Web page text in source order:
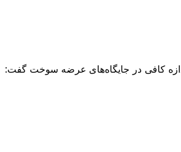
کافی در جایگاه‌های عرضه سوخت گفت: